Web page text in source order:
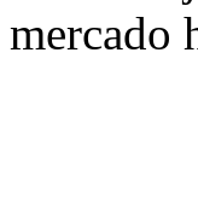
mercado